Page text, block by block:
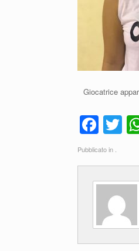
Giocatrice
F
a
c
e
b
o
o
T
wi
tt
er
Pubblicato in .